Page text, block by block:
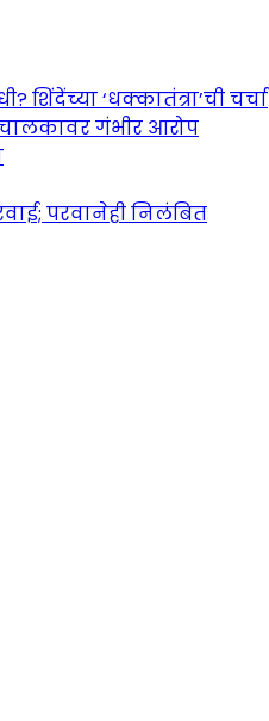
‘धक्कातंत्रा’ची चर्चा
गंभीर आरोप
परवानेही निलंबित